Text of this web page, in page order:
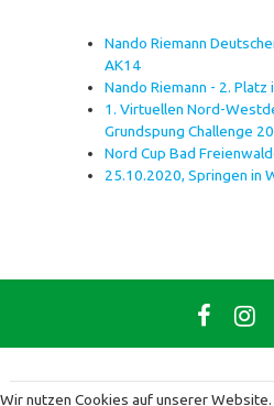
Nando Riemann
AK14
Nando Riemann - 2. Platz
1. Virtuellen Nord-
Grundspung Challenge
Nord Cup Bad
25.10.2020, Springen in
Wir nutzen Cookies auf unserer